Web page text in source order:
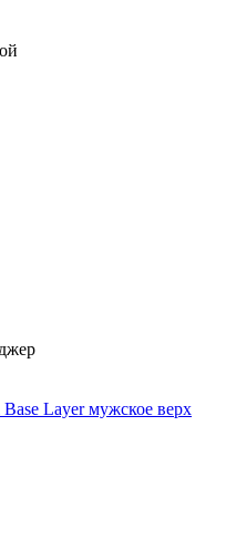
Layer мужское верх